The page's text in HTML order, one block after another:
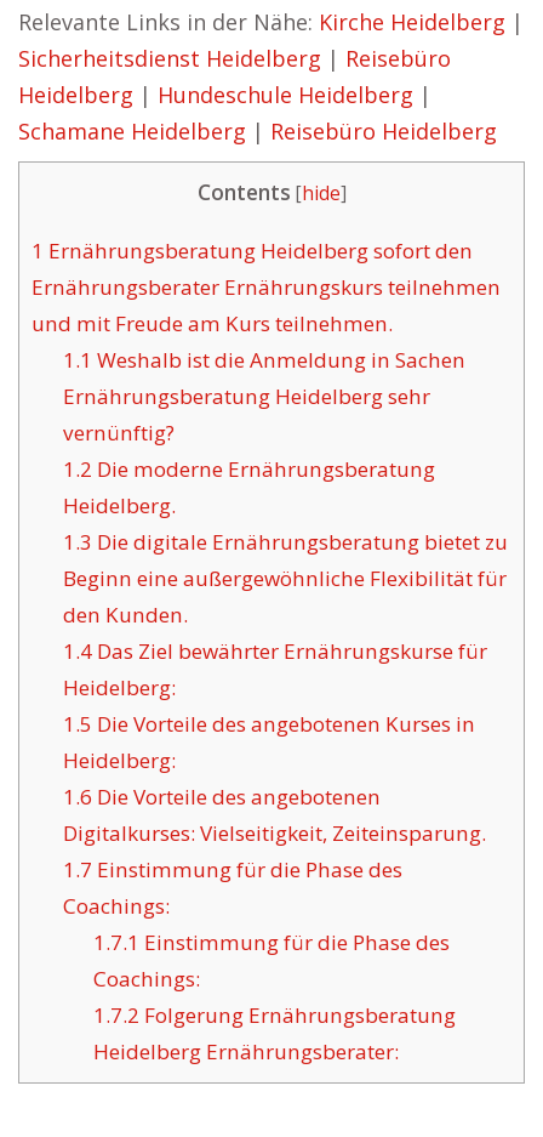
Relevante Links in der Nähe: Kirche Heidelberg |
Sicherheitsdienst Heidelberg | Reisebüro
Heidelberg | Hundeschule Heidelberg |
Schamane Heidelberg | Reisebüro Heidelberg
Contents [hide]
1 Ernährungsberatung Heidelberg sofort den
Ernährungsberater Ernährungskurs teilnehmen
und mit Freude am Kurs teilnehmen.
1.1 Weshalb ist die Anmeldung in Sachen
Ernährungsberatung Heidelberg sehr
vernünftig?
1.2 Die moderne Ernährungsberatung
Heidelberg.
1.3 Die digitale Ernährungsberatung bietet zu
Beginn eine außergewöhnliche Flexibilität für
den Kunden.
1.4Das Ziel bewährter Ernährungskurse für
Heidelberg:
1.5 Die Vorteile des angebotenen Kurses in
Heidelberg:
1.6 Die Vorteile des angebotenen
Digitalkurses: Vielseitigkeit, Zeiteinsparung.
1.7 Einstimmung für die Phase des
Coachings:
1.7.1 Einstimmung für die Phase des
Coachings:
1.7.2 Folgerung Ernährungsberatung
Heidelberg Ernährungsberater: